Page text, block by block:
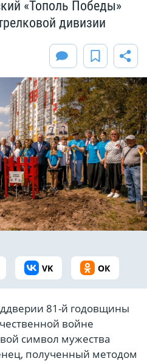
«Тополь Победы»
дивизии
VK ОК
81-й годовщины
войне
символ мужества
полученный методом